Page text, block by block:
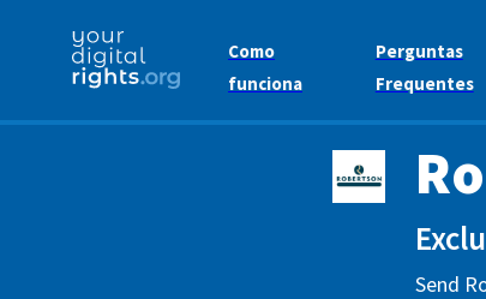
Como
funciona
Perguntas
Frequentes
Send